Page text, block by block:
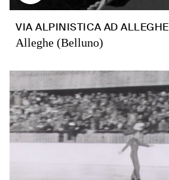
VIA ALPINISTICA AD ALLEGHE
Alleghe (Belluno)